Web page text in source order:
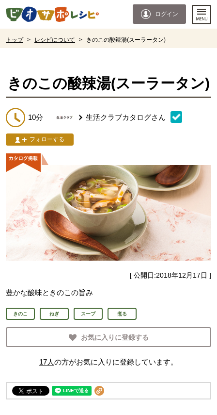
ページの先頭です。
ログイン
トップ > レシピについて > きのこの酸辣湯(スーラータン)
きのこの酸辣湯(スーラータン)
10分 生活クラブカタログさん
フォローする
[ 公開日:2018年12月17日 ]
豊かな酸味ときのこの旨み
きのこ ねぎ スープ 煮る
お気に入りに登録する
17人の方がお気に入りに登録しています。